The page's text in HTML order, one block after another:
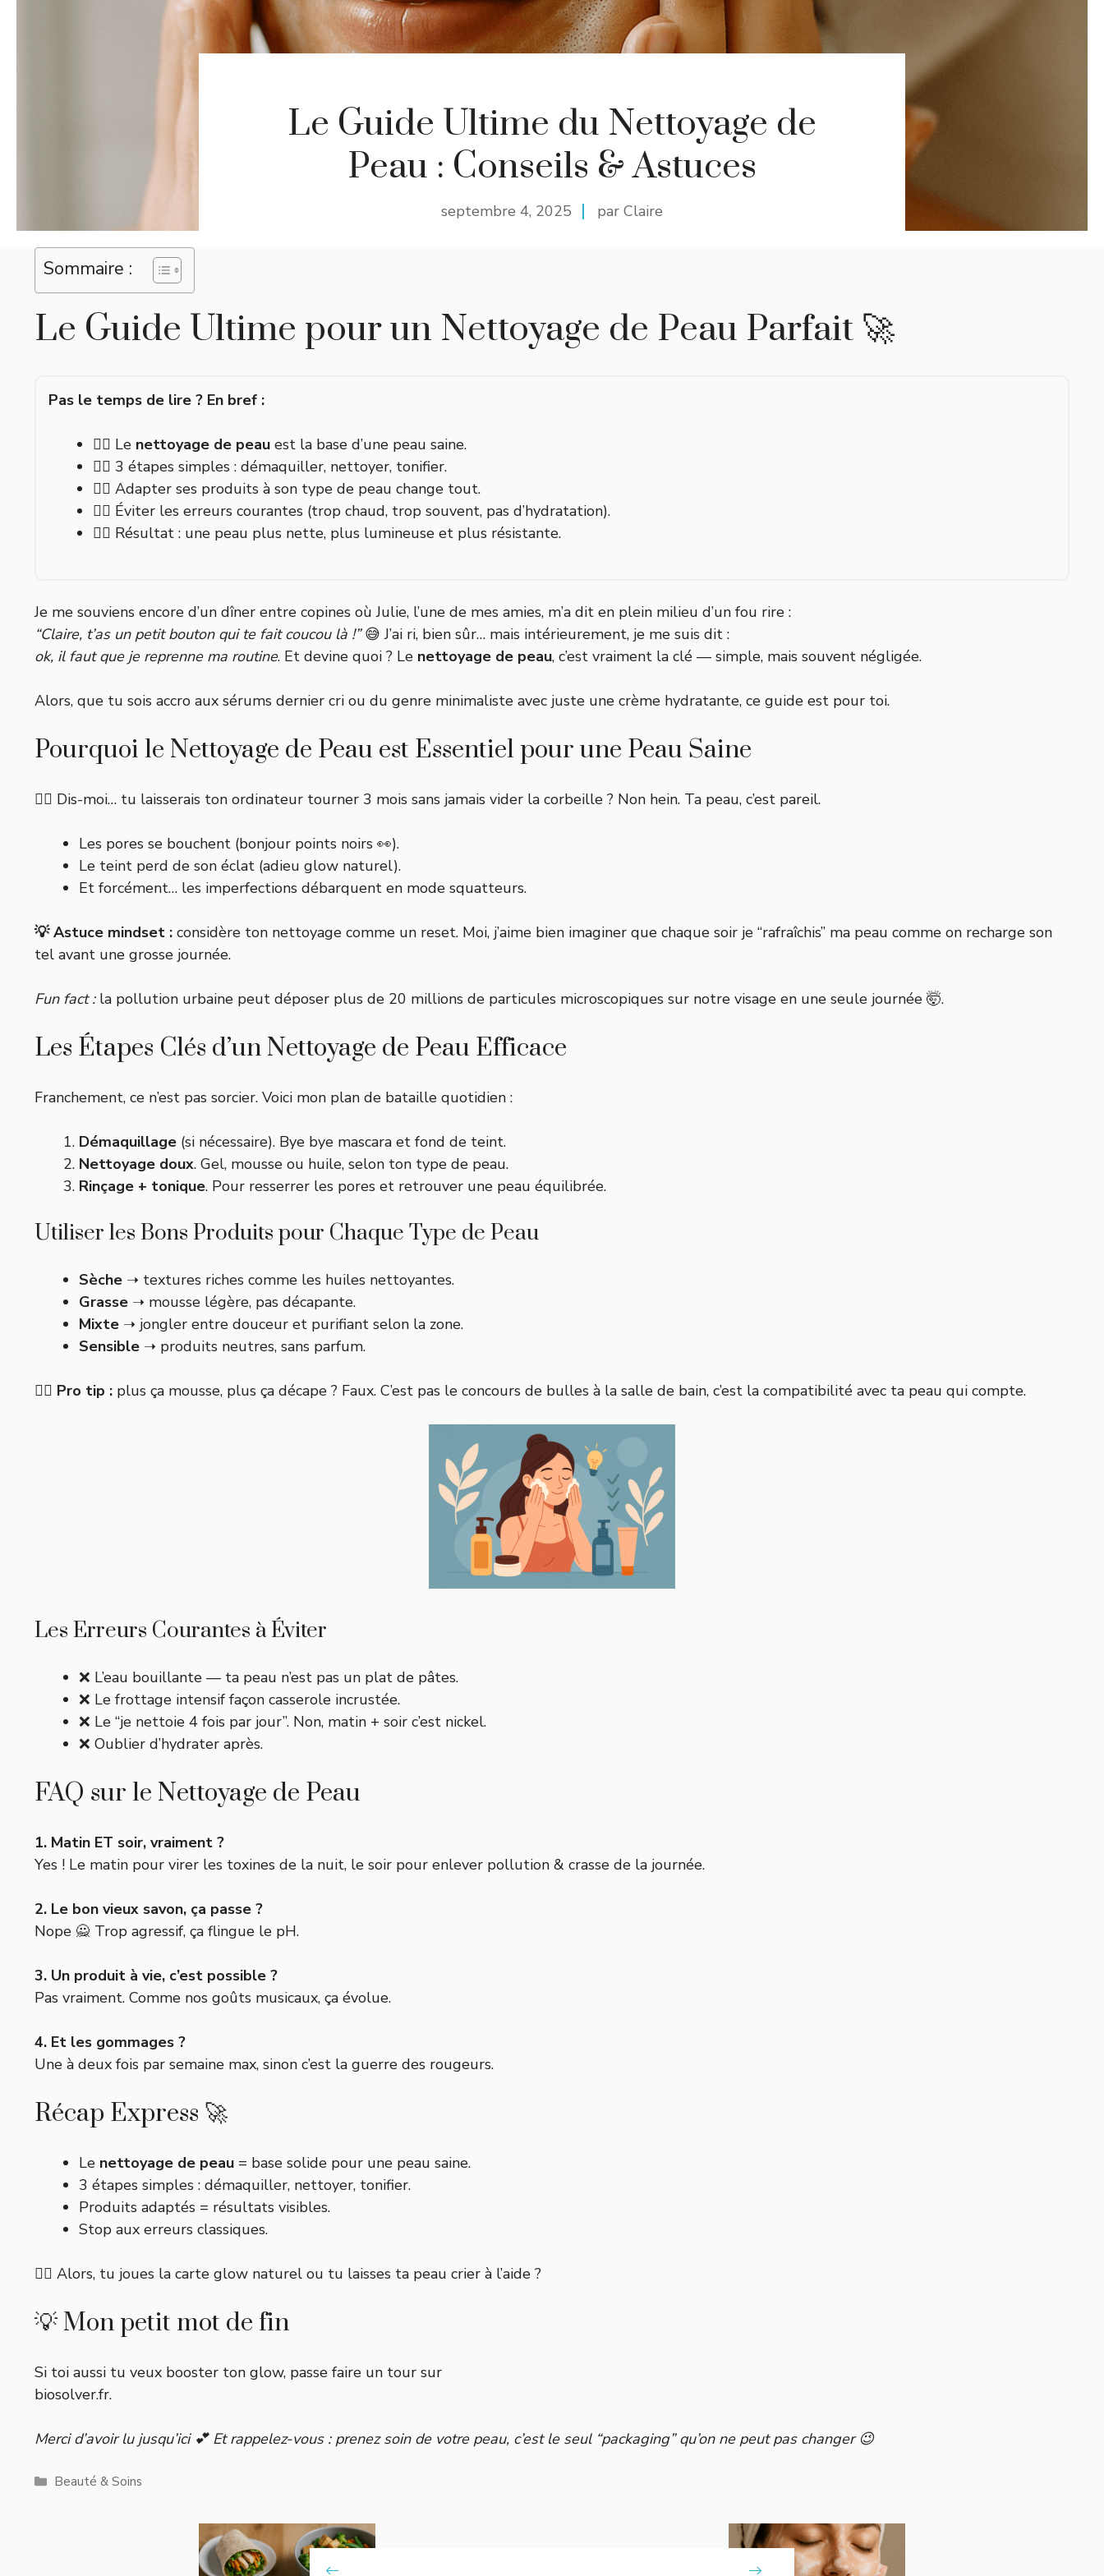
Le Guide Ultime du Nettoyage de
Peau : Conseils & Astuces
septembre 4, 2025 par Claire
Sommaire :
Le Guide Ultime pour un Nettoyage de Peau Parfait 🚀
Pas le temps de lire ? En bref :
👉🏼 Le nettoyage de peau est la base d’une peau saine.
👉🏼 3 étapes simples : démaquiller, nettoyer, tonifier.
👉🏼 Adapter ses produits à son type de peau change tout.
👉🏼 Éviter les erreurs courantes (trop chaud, trop souvent, pas d’hydratation).
👉🏼 Résultat : une peau plus nette, plus lumineuse et plus résistante.
Je me souviens encore d’un dîner entre copines où Julie, l’une de mes amies, m’a dit en plein milieu d’un fou rire :
“Claire, t’as un petit bouton qui te fait coucou là !”😅 J’ai ri, bien sûr… mais intérieurement, je me suis dit :
ok, il faut que je reprenne ma routine. Et devine quoi ? Le nettoyage de peau, c’est vraiment la clé — simple, mais souvent négligée.
Alors, que tu sois accro aux sérums dernier cri ou du genre minimaliste avec juste une crème hydratante, ce guide est pour toi.
Pourquoi le Nettoyage de Peau est Essentiel pour une Peau Saine
👉🏼 Dis-moi… tu laisserais ton ordinateur tourner 3 mois sans jamais vider la corbeille ? Non hein. Ta peau, c’est pareil.
Les pores se bouchent (bonjour points noirs 👀).
Le teint perd de son éclat (adieu glow naturel).
Et forcément… les imperfections débarquent en mode squatteurs.
💡 Astuce mindset : considère ton nettoyage comme un reset. Moi, j’aime bien imaginer que chaque soir je “rafraîchis” ma peau comme on recharge son
tel avant une grosse journée.
Fun fact :la pollution urbaine peut déposer plus de 20 millions de particules microscopiques sur notre visage en une seule journée 🤯.
Les Étapes Clés d’un Nettoyage de Peau Efficace
Franchement, ce n’est pas sorcier. Voici mon plan de bataille quotidien :
Démaquillage (si nécessaire). Bye bye mascara et fond de teint.
Nettoyage doux. Gel, mousse ou huile, selon ton type de peau.
Rinçage + tonique. Pour resserrer les pores et retrouver une peau équilibrée.
Utiliser les Bons Produits pour Chaque Type de Peau
Sèche ➝ textures riches comme les huiles nettoyantes.
Grasse ➝ mousse légère, pas décapante.
Mixte ➝ jongler entre douceur et purifiant selon la zone.
Sensible ➝ produits neutres, sans parfum.
👉🏼 Pro tip : plus ça mousse, plus ça décape ? Faux. C’est pas le concours de bulles à la salle de bain, c’est la compatibilité avec ta peau qui compte.
Les Erreurs Courantes à Éviter
❌ L’eau bouillante — ta peau n’est pas un plat de pâtes.
❌ Le frottage intensif façon casserole incrustée.
❌ Le “je nettoie 4 fois par jour”. Non, matin + soir c’est nickel.
❌ Oublier d’hydrater après.
FAQ sur le Nettoyage de Peau
1. Matin ET soir, vraiment ?
Yes ! Le matin pour virer les toxines de la nuit, le soir pour enlever pollution & crasse de la journée.
2. Le bon vieux savon, ça passe ?
Nope 🙅 Trop agressif, ça flingue le pH.
3. Un produit à vie, c’est possible ?
Pas vraiment. Comme nos goûts musicaux, ça évolue.
4. Et les gommages ?
Une à deux fois par semaine max, sinon c’est la guerre des rougeurs.
Récap Express 🚀
Le nettoyage de peau = base solide pour une peau saine.
3 étapes simples : démaquiller, nettoyer, tonifier.
Produits adaptés = résultats visibles.
Stop aux erreurs classiques.
👉🏼 Alors, tu joues la carte glow naturel ou tu laisses ta peau crier à l’aide ?
💡 Mon petit mot de fin
Si toi aussi tu veux booster ton glow, passe faire un tour sur
biosolver.fr.
Merci d’avoir lu jusqu’ici 💕 Et rappelez-vous : prenez soin de votre peau, c’est le seul “packaging” qu’on ne peut pas changer 😉
Catégories
Beauté & Soins